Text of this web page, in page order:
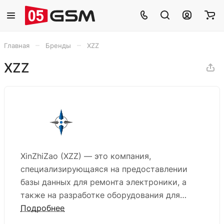
Главная Бренды XZZ
XZZ
XinZhiZao (XZZ) — это компания,
специализирующаяся на предоставлении
базы данных для ремонта электроники, а
также на разработке оборудования для
ремонта мобильной техники.
Подробнее